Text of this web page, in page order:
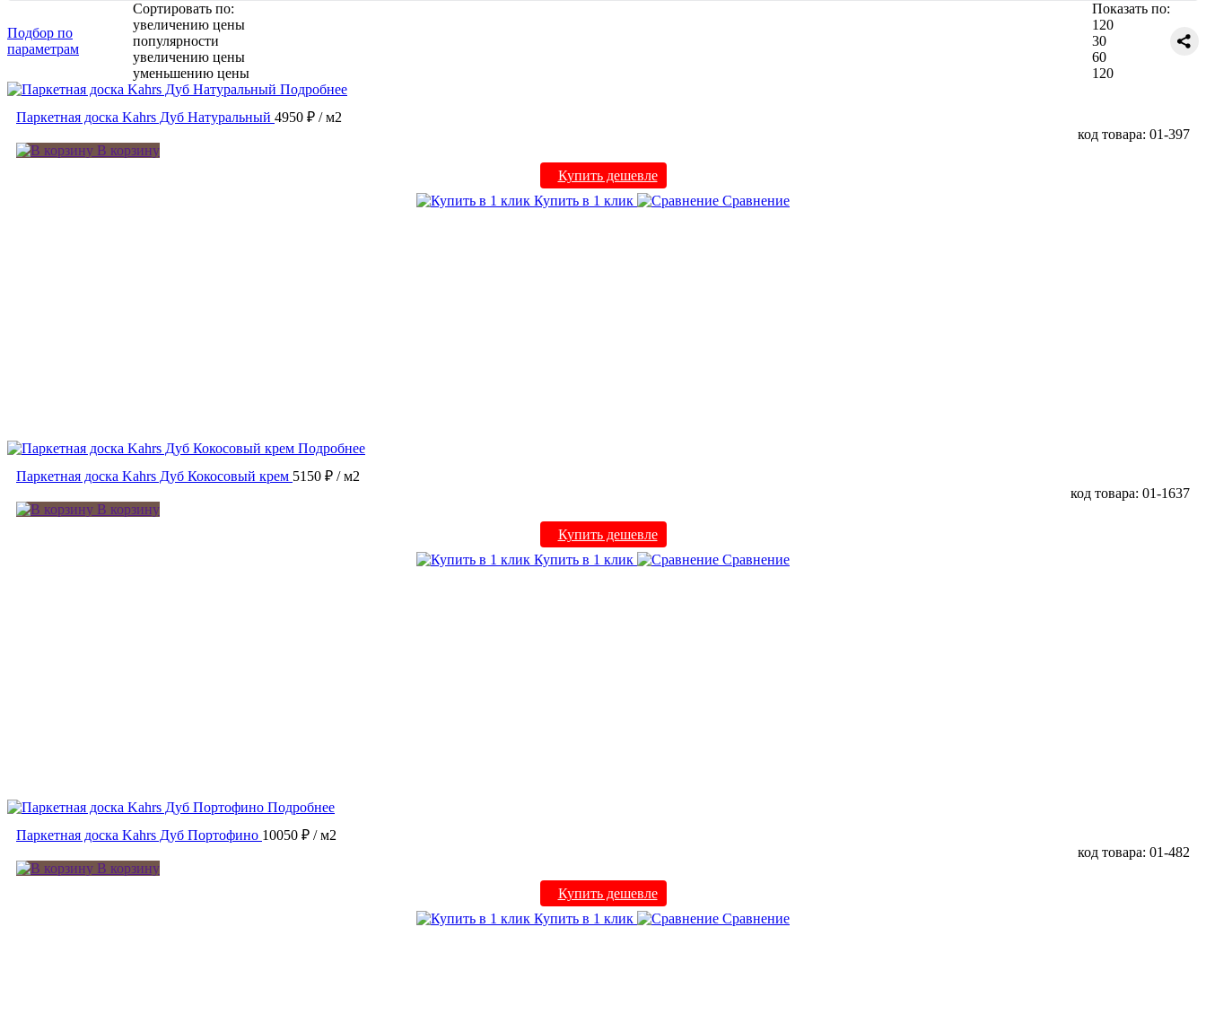
Подбор по
параметрам
Сортировать по:
увеличению цены
популярности
увеличению цены
уменьшению цены
Показать по:
120
30
60
120
Подробнее
Паркетная доска Kahrs Дуб Натуральный 4950 ₽ / м2
код товара: 01-397
В корзину
Купить дешевле
Купить в 1 клик
Сравнение
Подробнее
Паркетная доска Kahrs Дуб Кокосовый крем 5150 ₽ / м2
код товара: 01-1637
В корзину
Купить дешевле
Купить в 1 клик
Сравнение
Подробнее
Паркетная доска Kahrs Дуб Портофино 10050 ₽ / м2
код товара: 01-482
В корзину
Купить дешевле
Купить в 1 клик
Сравнение